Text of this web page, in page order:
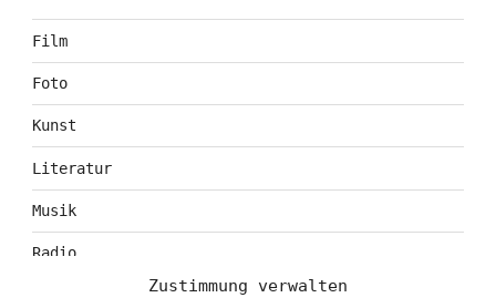
Zustimmung verwalten
Film
Foto
Kunst
Literatur
Musik
Radio